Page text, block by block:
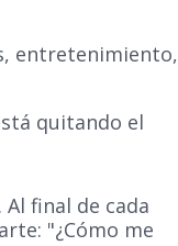
entretenimiento,
quitando el
final de cada
"¿Cómo me